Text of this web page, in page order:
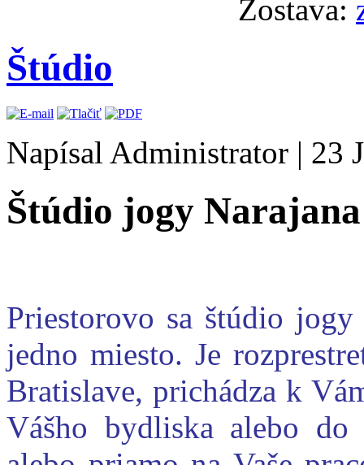
Zostava:
Štúdio
Napísal Administrator | 23
Štúdio jogy Narajana
Priestorovo sa štúdio jogy
jedno miesto. Je
Bratislave, prichádza k
Vášho bydliska alebo do